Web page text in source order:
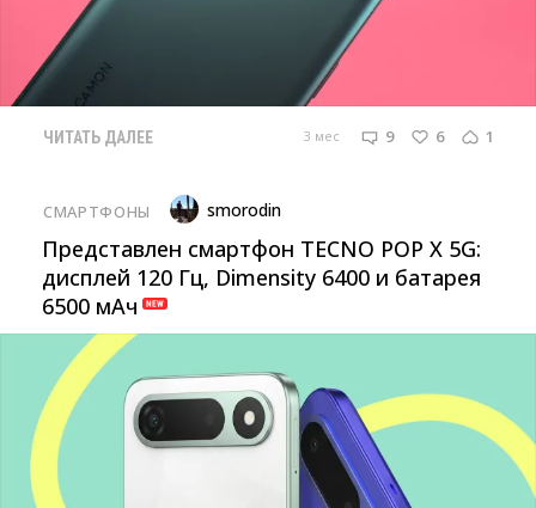
ЧИТАТЬ ДАЛЕЕ 3 мес 9 6 1
СМАРТФОНЫ smorodin
Представлен смартфон TECNO POP X 5G:
дисплей 120 Гц, Dimensity 6400 и батарея
6500 мАч